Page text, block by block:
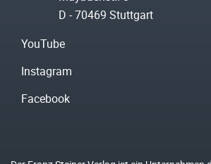
D - 70469 Stuttgart
YouTube
Instagram
Facebook